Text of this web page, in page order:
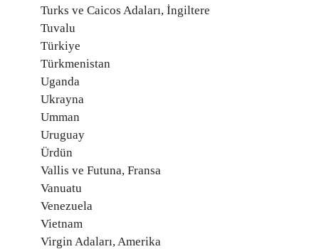
Turks ve Caicos Adaları, İngiltere
Tuvalu
Türkiye
Türkmenistan
Uganda
Ukrayna
Umman
Uruguay
Ürdün
Vallis ve Futuna, Fransa
Vanuatu
Venezuela
Vietnam
Virgin Adaları, Amerika